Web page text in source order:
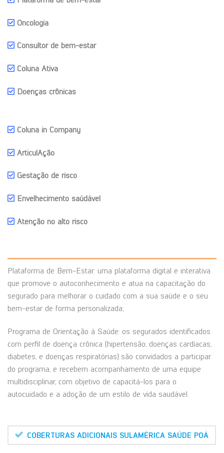
Oncologia
Consultor de bem-estar
Coluna Ativa
Doenças crônicas
Coluna in Company
ArticulAção
Gestação de risco
Envelhecimento saúdável
Atenção no alto risco
Plataforma de Bem-Estar: uma plataforma digital e interativa
que promove o autoconhecimento e atua na capacitação do
segurado para melhorar o cuidado com a sua saúde e o seu
bem-estar de forma personalizada;
Programa de Orientação à Saúde: os segurados identificados
com perfil de doença crônica (hipertensão, doenças cardíacas,
diabetes, e doenças respiratórias) são convidados a participar
do programa, e recebem acompanhamento de uma equipe
multidisciplinar, com objetivo de capacitá-los para o
autocuidado e a adoção de um estilo de vida saudável.
COBERTURAS ADICIONAIS SULAMÉRICA SAÚDE POÁ